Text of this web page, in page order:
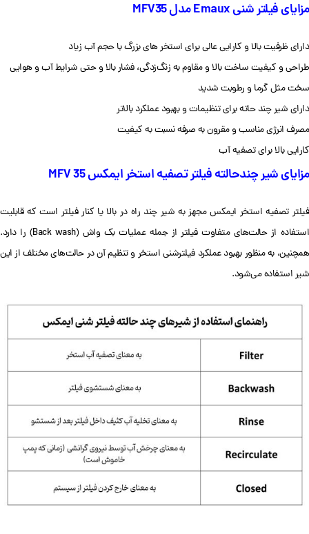
مزایای فیلتر شنی Emaux مدل MFV35
دارای ظرفیت بالا و کارایی عالی برای استخر های بزرگ با حجم آب زیاد
طراحی و کیفیت ساخت بالا و مقاوم به زنگ‌زدگی، فشار بالا و حتی شرایط آب و هوایی
سخت مثل گرما و رطوبت شدید
دارای شیر چند حاته برای تنظیمات و بهبود عملکرد بالاتر
مصرف انرژی مناسب و مقرون به صرفه نسبت به کیفیت
کارایی بالا برای تصفیه آب
مزایای شیر چندحالته فیلتر تصفیه استخر ایمکس MFV 35
فیلتر تصفیه استخر ایمکس مجهز به شیر چند راه در بالا یا کنار فیلتر است که قابلیت
استفاده از حالت‌های متفاوت فیلتر از جمله عملیات بک واش (Back wash) را دارد.
همچنین، به منظور بهبود عملکرد فیلترشنی استخر و تنظیم آن در حالت‌های مختلف از این
شیر استفاده می‌شود.